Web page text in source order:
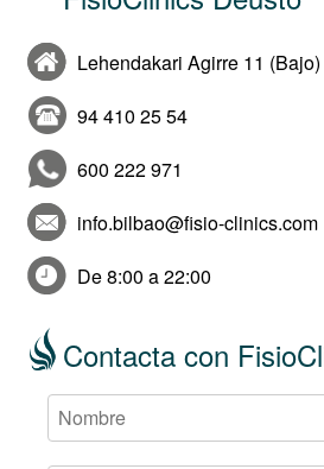
Lehendakari Agirre 11 (Bajo)
94 410 25 54
600 222 971
info.bilbao@fisio-clinics.com
De 8:00 a 22:00
Contacta con